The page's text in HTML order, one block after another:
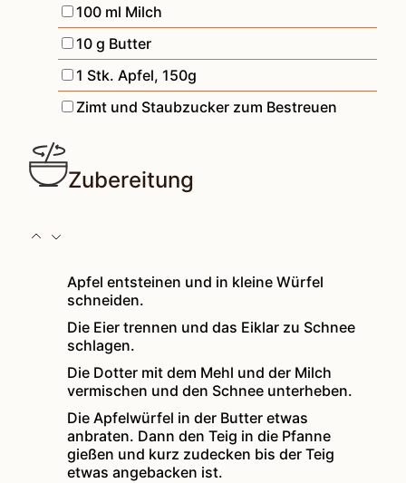
▢
100 ml Milch
▢
10 g Butter
▢
1 Stk. Apfel, 150g
▢
Zimt und Staubzucker zum Bestreuen
Zubereitung
Apfel entsteinen und in kleine Würfel
schneiden.
Die Eier trennen und das Eiklar zu Schnee
schlagen.
Die Dotter mit dem Mehl und der Milch
vermischen und den Schnee unterheben.
Die Apfelwürfel in der Butter etwas
anbraten. Dann den Teig in die Pfanne
gießen und kurz zudecken bis der Teig
etwas angebacken ist.